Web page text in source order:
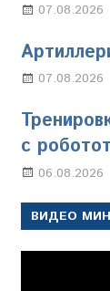
07.08.2026
07.08.2026
с
06.08.2026
ВИДЕО